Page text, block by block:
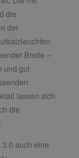
die
der
Breite –
und gut
lassen sich
die
auch eine